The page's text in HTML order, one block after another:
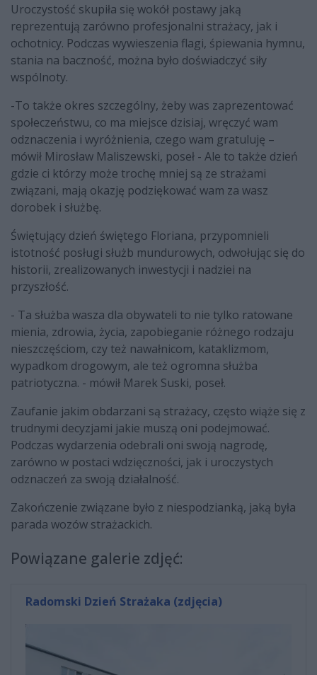
Uroczystość skupiła się wokół postawy jaką
reprezentują zarówno profesjonalni strażacy, jak i
ochotnicy. Podczas wywieszenia flagi, śpiewania hymnu,
stania na baczność, można było doświadczyć siły
wspólnoty.
-To także okres szczególny, żeby was zaprezentować
społeczeństwu, co ma miejsce dzisiaj, wręczyć wam
odznaczenia i wyróżnienia, czego wam gratuluję –
mówił Mirosław Maliszewski, poseł - Ale to także dzień
gdzie ci którzy może trochę mniej są ze strażami
związani, mają okazję podziękować wam za wasz
dorobek i służbę.
Świętujący dzień świętego Floriana, przypomnieli
istotność posługi służb mundurowych, odwołując się do
historii, zrealizowanych inwestycji i nadziei na
przyszłość.
- Ta służba wasza dla obywateli to nie tylko ratowane
mienia, zdrowia, życia, zapobieganie różnego rodzaju
nieszczęściom, czy też nawałnicom, kataklizmom,
wypadkom drogowym, ale też ogromna służba
patriotyczna. - mówił Marek Suski, poseł.
Zaufanie jakim obdarzani są strażacy, często wiąże się z
trudnymi decyzjami jakie muszą oni podejmować.
Podczas wydarzenia odebrali oni swoją nagrodę,
zarówno w postaci wdzięczności, jak i uroczystych
odznaczeń za swoją działalność.
Zakończenie związane było z niespodzianką, jaką była
parada wozów strażackich.
Powiązane galerie zdjęć:
Radomski Dzień Strażaka (zdjęcia)